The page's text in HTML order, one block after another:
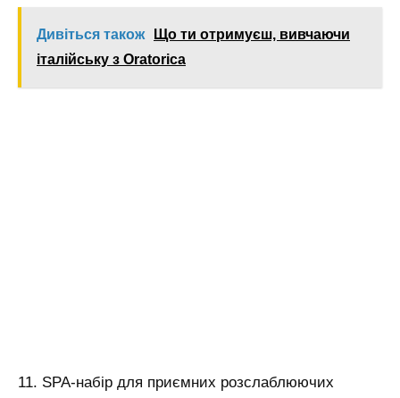
Дивіться також
Що ти отримуєш, вивчаючи
італійську з Oratorica
11. SPA-набір для приємних розслаблюючих